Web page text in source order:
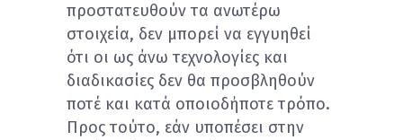
προστατευθούν τα ανωτέρω
στοιχεία, δεν μπορεί να εγγυηθεί
ότι οι ως άνω τεχνολογίες και
διαδικασίες δεν θα προσβληθούν
ποτέ και κατά οποιοδήποτε τρόπο.
Προς τούτο, εάν υποπέσει στην